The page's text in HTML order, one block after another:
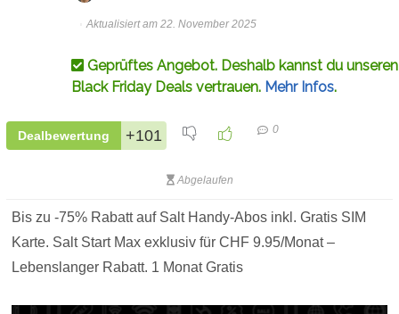
Aktualisiert am 22. November 2025
Geprüftes Angebot. Deshalb kannst du unseren
Black Friday Deals vertrauen. Mehr Infos.
Dealbewertung +101 0
Abgelaufen
Bis zu -75% Rabatt auf Salt Handy-Abos inkl. Gratis SIM
Karte. Salt Start Max exklusiv für CHF 9.95/Monat –
Lebenslanger Rabatt. 1 Monat Gratis